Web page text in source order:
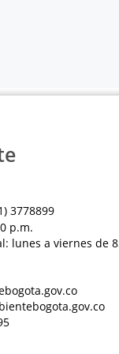
3778899
p.m.
lunes a viernes de